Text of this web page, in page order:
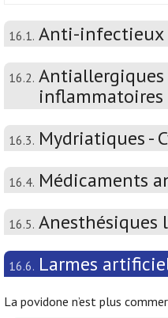
16.1. Anti-infectieux
16.2.
inflammatoires
16.3. Mydriatiques -
16.4. Médicaments
16.5. Anesthésiques
16.6. Larmes
La povidone n’est plus